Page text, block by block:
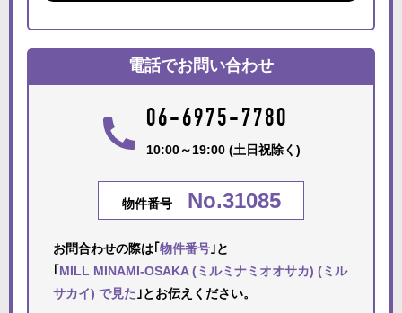
電話でお問い合わせ
06-6975-7780
10:00～19:00 (土日祝除く)
物件番号 No.31085
お問合わせの際は｢ 物件番号 ｣と
MILL MINAMI-OSAKA (ミルミナミオオサカ) (ミル
サカイ) で見た ｣とお伝えください。